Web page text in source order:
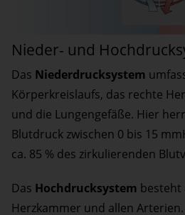
Nieder- und
Das Niederdrucksystem
Körperkreislaufs, das rechte
und die Lungengefäße. Hier
Blutdruck zwischen 0 bis 15
ca. 85 % des zirkulierenden
Das Hochdrucksystem besteht
Herzkammer und allen